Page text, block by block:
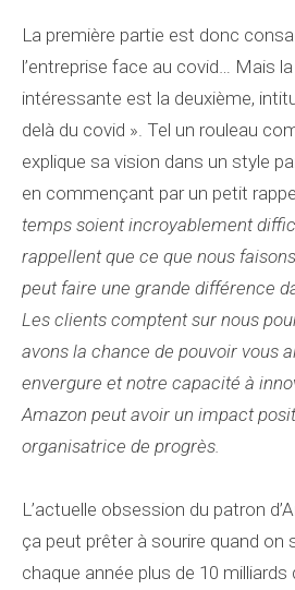
La première partie est donc
l’entreprise face au covid… Mais
intéressante est la deuxième,
delà du covid ». Tel un rouleau
explique sa vision dans un style
en commençant par un petit
temps soient incroyablement
rappellent que ce que nous
peut faire une grande différence
Les clients comptent sur nous
avons la chance de pouvoir vous
envergure et notre capacité à
Amazon peut avoir un impact
organisatrice de progrès.
L’actuelle obsession du patron
ça peut prêter à sourire quand on
chaque année plus de 10